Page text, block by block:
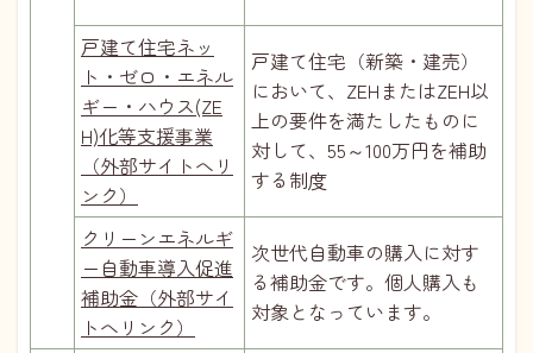
戸建て住宅ネッ
ト・ゼロ・エネル
ギー・ハウス(ZE
H)化等支援事業
（外部サイトへリ
ンク）
戸建て住宅（新築・建売）
において、ZEHまたはZEH以
上の要件を満たしたものに
対して、55～100万円を補助
する制度
クリーンエネルギ
ー自動車導入促進
補助金（外部サイ
トへリンク）
次世代自動車の購入に対す
る補助金です。個人購入も
対象となっています。